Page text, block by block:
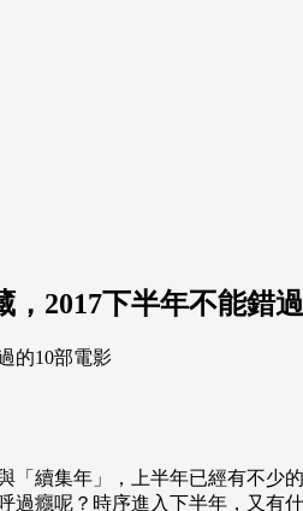
2017下半年不能錯
續集年」，上半年已經有不
癮呢？時序進入下半年，又有